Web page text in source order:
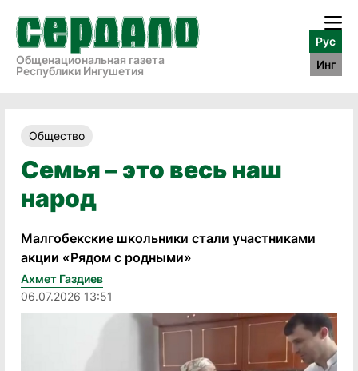
Общенациональная газета
Республики Ингушетия
Рус
Инг
Общество
Семья – это весь наш
народ
Малгобекские школьники стали участниками
акции «Рядом с родными»
Ахмет Газдиев
06.07.2026 13:51